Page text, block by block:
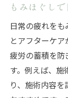
もみほぐし
日常の疲れを
とアフターケ
疲労の蓄積を
す。例えば、
り、施術内容